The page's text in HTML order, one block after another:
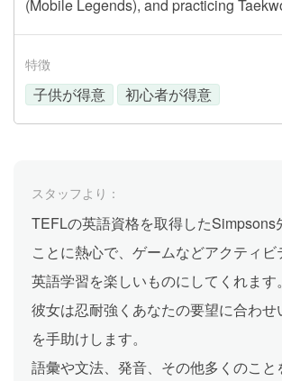
(Mobile Legends), and practicing
特徴
子供が得意 初心者が得意
スタッフより：
TEFLの英語資格を取得したSimpsons
ことに熱心で、ゲームなどアクティビ
英語学習を楽しいものにしてくれます。
彼女は忍耐強くあなたの要望に合わせ
を手助けします。
語彙や文法、発音、その他多くのこと